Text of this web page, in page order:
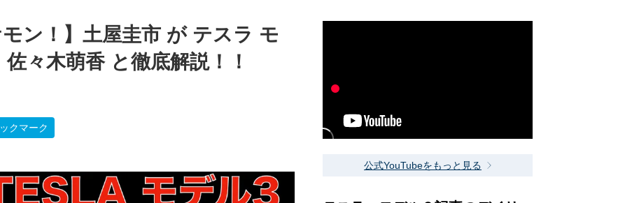
ン！】土屋圭市 が テスラ モ
々木萌香 と徹底解説！！
クマーク
公式YouTubeをもっと見る